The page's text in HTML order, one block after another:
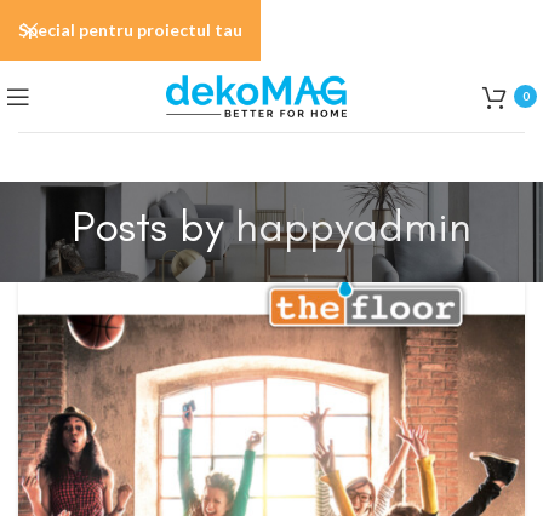
0
Posts byhappyadmin
Special pentru proiectul tau